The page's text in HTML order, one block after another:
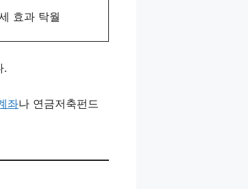
효과 탁월
.
좌나 연금저축펀드